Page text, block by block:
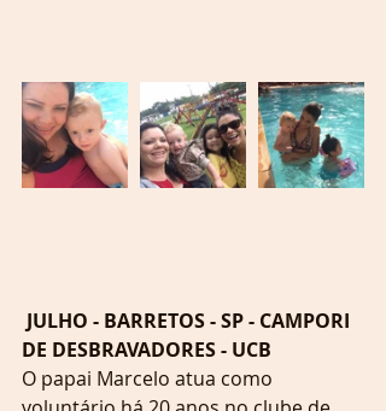
DE DESBRAVADORES - UCB
O papai Marcelo atua como